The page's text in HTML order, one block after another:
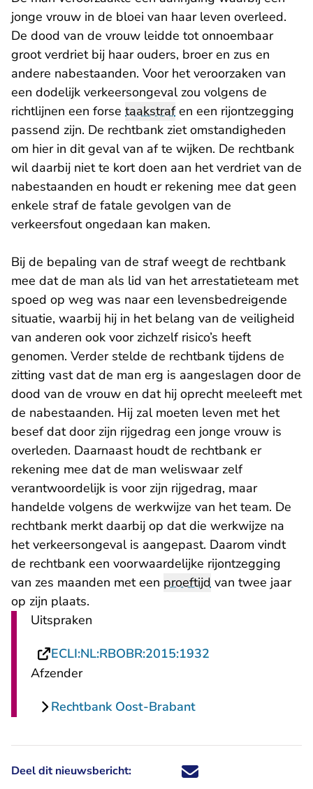
jonge vrouw in de bloei van haar leven overleed.
De dood van de vrouw leidde tot onnoembaar
groot verdriet bij haar ouders, broer en zus en
andere nabestaanden. Voor het veroorzaken van
een dodelijk verkeersongeval zou volgens de
richtlijnen een forse taakstrafen een rijontzegging
passend zijn. De rechtbank ziet omstandigheden
om hier in dit geval van af te wijken. De rechtbank
wil daarbij niet te kort doen aan het verdriet van de
nabestaanden en houdt er rekening mee dat geen
enkele straf de fatale gevolgen van de
verkeersfout ongedaan kan maken.
Bij de bepaling van de straf weegt de rechtbank
mee dat de man als lid van het arrestatieteam met
spoed op weg was naar een levensbedreigende
situatie, waarbij hij in het belang van de veiligheid
van anderen ook voor zichzelf risico’s heeft
genomen. Verder stelde de rechtbank tijdens de
zitting vast dat de man erg is aangeslagen door de
dood van de vrouw en dat hij oprecht meeleeft met
de nabestaanden. Hij zal moeten leven met het
besef dat door zijn rijgedrag een jonge vrouw is
overleden. Daarnaast houdt de rechtbank er
rekening mee dat de man weliswaar zelf
verantwoordelijk is voor zijn rijgedrag, maar
handelde volgens de werkwijze van het team. De
rechtbank merkt daarbij op dat die werkwijze na
het verkeersongeval is aangepast. Daarom vindt
de rechtbank een voorwaardelijke rijontzegging
van zes maanden met een proeftijd van twee jaar
op zijn plaats.
Uitspraken
ECLI:NL:RBOBR:2015:1932
Afzender
Rechtbank Oost-Brabant
Deel dit nieuwsbericht: Deel dit nieuwsbericht via X -
Deel dit nieuwsbericht via
Deel dit nieuwsbericht
Deel dit